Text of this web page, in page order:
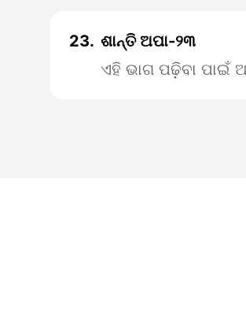
23. ଶାନ୍ତି ଅପା-୨୩
ଏହି ଭାଗ ପଢ଼ିବା ପାଇଁ